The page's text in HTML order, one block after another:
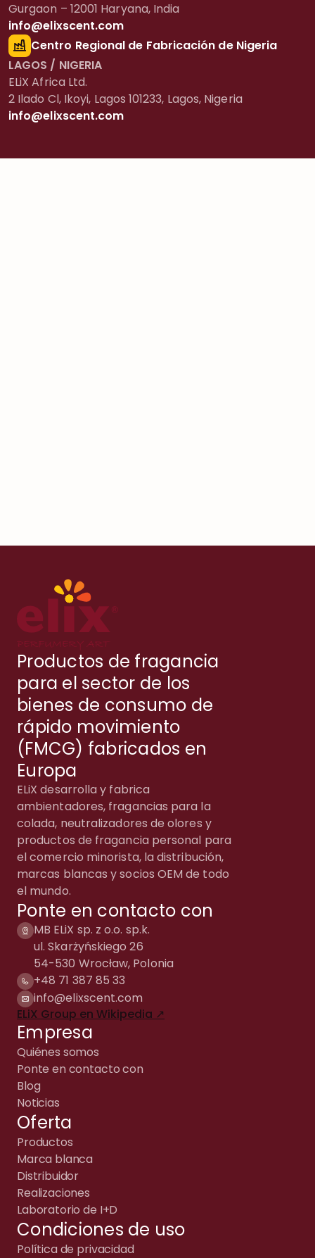
Gurgaon – 12001 Haryana, India
info@elixscent.com
Centro Regional de Fabricación de Nigeria
LAGOS / NIGERIA
ELiX Africa Ltd.
2 Ilado Cl, Ikoyi, Lagos 101233, Lagos, Nigeria
info@elixscent.com
Productos de fragancia
para el sector de los
bienes de consumo de
rápido movimiento
(FMCG) fabricados en
Europa
ELiX desarrolla y fabrica
ambientadores, fragancias para la
colada, neutralizadores de olores y
productos de fragancia personal para
el comercio minorista, la distribución,
marcas blancas y socios OEM de todo
el mundo.
Ponte en contacto con
MB ELiX sp. z o.o. sp.k.
ul. Skarżyńskiego 26
54-530 Wrocław, Polonia
+48 71 387 85 33
info@elixscent.com
ELiX Group en Wikipedia ↗
Empresa
Quiénes somos
Ponte en contacto con
Blog
Noticias
Oferta
Productos
Marca blanca
Distribuidor
Realizaciones
Laboratorio de I+D
Condiciones de uso
Política de privacidad